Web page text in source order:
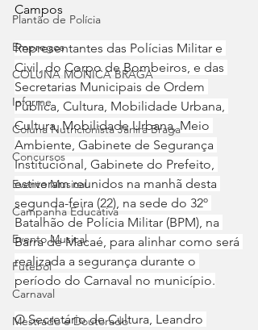
Plantão de Polícia
Empregos
COLUNA MÔNICA BRAGA
Informe
Coluna Nutricionista Janira Braga
Concursos
Evento Musical
Campanha Educativa
Evento Musical
Futebol
Carnaval
Mestrado e Doutorado
Campos
Representantes das Polícias Militar e
Civil, do Corpo de Bombeiros, e das
Secretarias Municipais de Ordem
Pública, Cultura, Mobilidade Urbana,
Cultura, Mobilidade Urbana, Meio
Ambiente, Gabinete de Segurança
Institucional, Gabinete do Prefeito,
estiveram reunidos na manhã desta
segunda-feira (22), na sede do 32º
Batalhão de Polícia Militar (BPM), na
Barra de Macaé, para alinhar como será
realizada a segurança durante o
período do Carnaval no município.
O Secretário de Cultura, Leandro